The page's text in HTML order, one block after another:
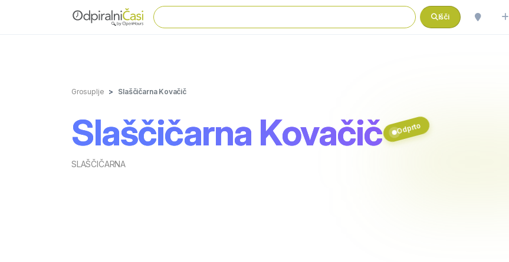
Išči
Grosuplje Slaščičarna Kovačič
Slaščičarna Kovačič
SLAŠČIČARNA
Odprto